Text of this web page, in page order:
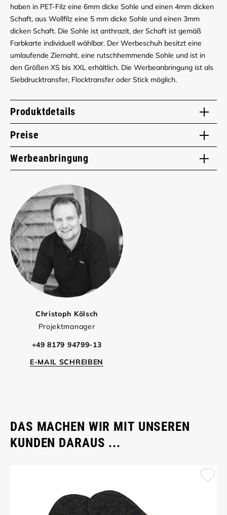
haben in PET-Filz eine 6mm dicke Sohle und einen 4mm dicken
Schaft, aus Wollfilz eine 5 mm dicke Sohle und einen 3mm
dicken Schaft. Die Sohle ist anthrazit, der Schaft ist gemäß
Farbkarte individuell wählbar. Der Werbeschuh besitzt eine
umlaufende Ziernaht, eine rutschhemmende Sohle und ist in
den Größen XS bis XXL erhältlich. Die Werbeanbringung ist als
Siebdrucktransfer, Flocktransfer oder Stick möglich.
Produktdetails
Preise
Werbeanbringung
Christoph Kölsch
Projektmanager
+49 8179 94799-13
E-MAIL SCHREIBEN
DAS MACHEN WIR MIT UNSEREN
KUNDEN DARAUS ...